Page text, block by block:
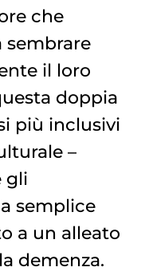
che
sembrare
il loro
doppia
più inclusivi
–
gli
semplice
a un alleato
demenza.